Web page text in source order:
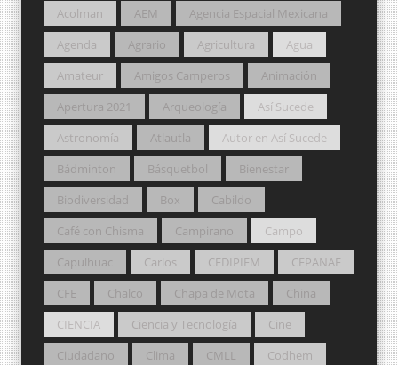
Acolman
AEM
Agencia Espacial Mexicana
Agenda
Agrario Agricultura
Agua
Amateur
Amigos Camperos
Animación
Apertura 2021
Arqueología
Así Sucede
Astronomía
Atlautla
Autor en Así Sucede
Bádminton
Básquetbol
Bienestar
Biodiversidad
Box
Cabildo
Café con Chisma
Campirano
Campo
Capulhuac
Carlos CEDIPIEM
CEPANAF
CFE
Chalco Chapa de Mota
China
CIENCIA
Ciencia y Tecnología
Cine
Ciudadano
Clima CMLL
Codhem